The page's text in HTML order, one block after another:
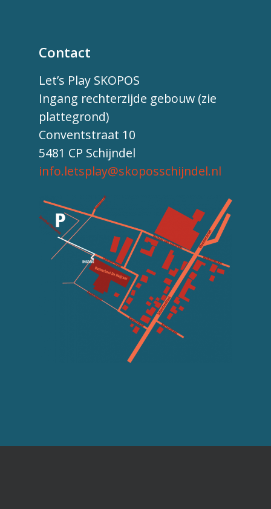
Contact
Let’s Play SKOPOS
Ingang rechterzijde gebouw (zie
plattegrond)
Conventstraat 10
5481 CP Schijndel
info.letsplay@skoposschijndel.nl